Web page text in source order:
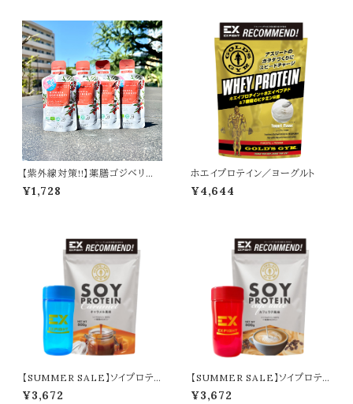
【紫外線対策!!】薬膳ゴジベリー
ドリンク（4日分）
¥1,728
ホエイプロテイン／ヨーグルト
¥4,644
【SUMMER SALE】ソイプロテイ
ン／キャラメル＋シェイカー
¥3,672
【SUMMER SALE】ソイプロテイ
ン／カフェラテ＋シェイカー
¥3,672